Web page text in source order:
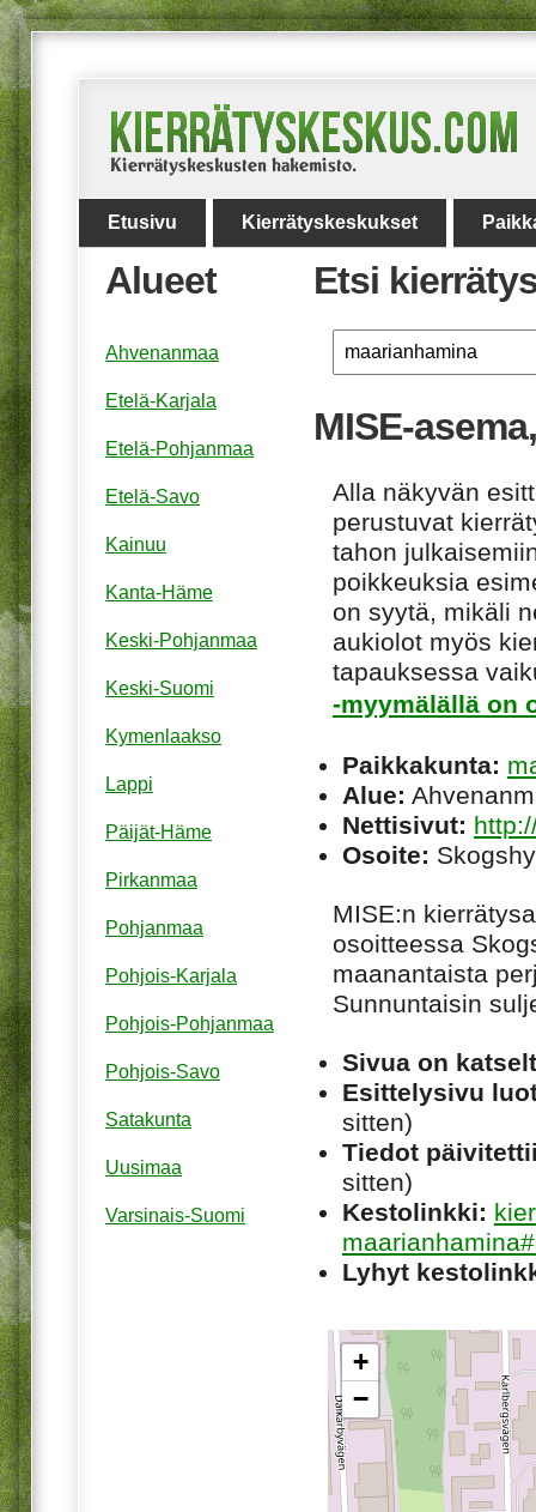
Etusivu Kierrätyskeskukset
Etsi
MISE-
Alla näkyvän
perustuvat
tahon
poikkeuksia
on syytä, mikäli
aukiolot myös
tapauksessa
-myymälällä on
Paikkakunta:
Alue:
Nettisivut:
Osoite:
MISE:n
osoitteessa
maanantaista
Sunnuntaisin
Sivua on
Esittelysivu
sitten)
Tiedot
sitten)
Kestolinkki:
Lyhyt
+
−
Alueet
Ahvenanmaa
Etelä-Karjala
Etelä-Pohjanmaa
Etelä-Savo
Kainuu
Kanta-Häme
Keski-Pohjanmaa
Keski-Suomi
Kymenlaakso
Lappi
Päijät-Häme
Pirkanmaa
Pohjanmaa
Pohjois-Karjala
Pohjois-Pohjanmaa
Pohjois-Savo
Satakunta
Uusimaa
Varsinais-Suomi